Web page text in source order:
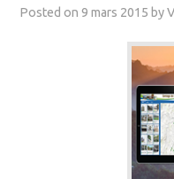
Posted on9 mars 2015 by